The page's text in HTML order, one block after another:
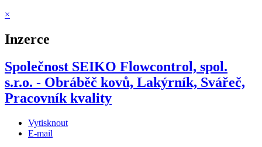
×
Inzerce
Společnost SEIKO Flowcontrol, spol.
s.r.o. - Obráběč kovů, Lakýrník, Svářeč,
Pracovník kvality
Vytisknout
E-mail